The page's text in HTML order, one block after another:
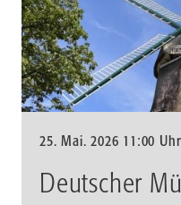
25. Mai. 2026 11:00 Uhr
Deutscher